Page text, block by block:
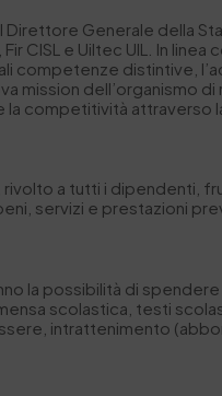
Generale della
CISL e Uiltec UIL. In linea
competenze distintive,
mission dell’organismo
la competitività
, rivolto a tutti i dipendenti,
servizi e prestazioni
la possibilità di
scolastica, testi
intrattenimento